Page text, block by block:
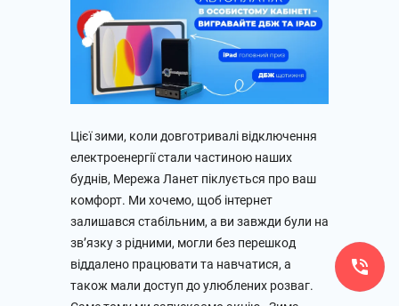
Цієї зими, коли довготривалі відключення
електроенергії стали частиною наших
буднів, Мережа Ланет піклується про ваш
комфорт. Ми хочемо, щоб інтернет
залишався стабільним, а ви завжди були на
зв’язку з рідними, могли без перешкод
віддалено працювати та навчатися, а
також мали доступ до улюблених розваг.